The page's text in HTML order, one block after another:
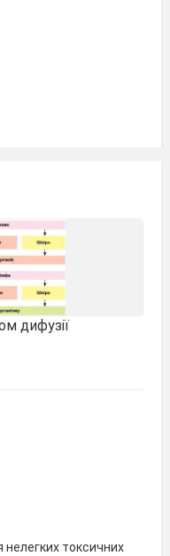
дифузії
нелегких токсичних